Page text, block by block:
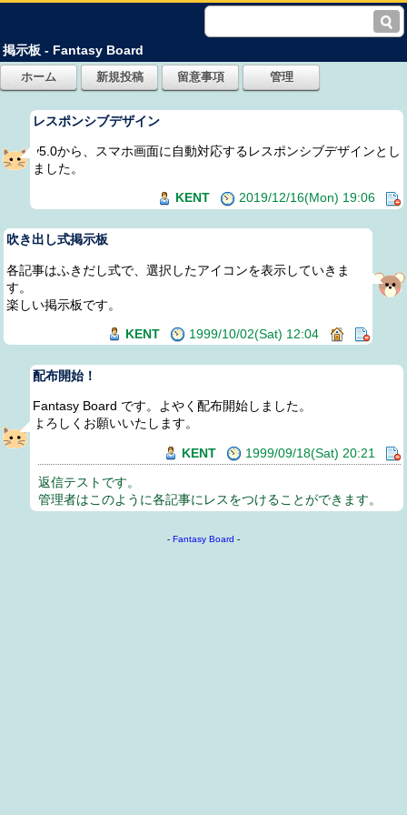
掲示板 - Fantasy Board
レスポンシブデザイン
v5.0から、スマホ画面に自動対応するレスポンシブデザインとし
ました。
KENT 2019/12/16(Mon) 19:06
吹き出し式掲示板
各記事はふきだし式で、選択したアイコンを表示していきま
す。
楽しい掲示板です。
KENT 1999/10/02(Sat) 12:04
配布開始！
Fantasy Board です。よやく配布開始しました。
よろしくお願いいたします。
KENT 1999/09/18(Sat) 20:21
返信テストです。
管理者はこのように各記事にレスをつけることができます。
- Fantasy Board -